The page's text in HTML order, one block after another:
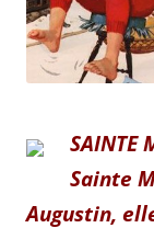
SAINTE
Sainte
Augustin,